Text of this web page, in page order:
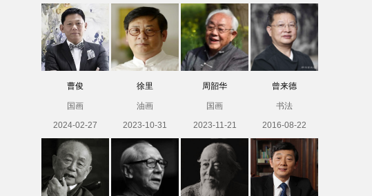
曹俊
国画
2024-02-27
徐里
油画
2023-10-31
周韶华
国画
2023-11-21
曾来德
书法
2016-08-22